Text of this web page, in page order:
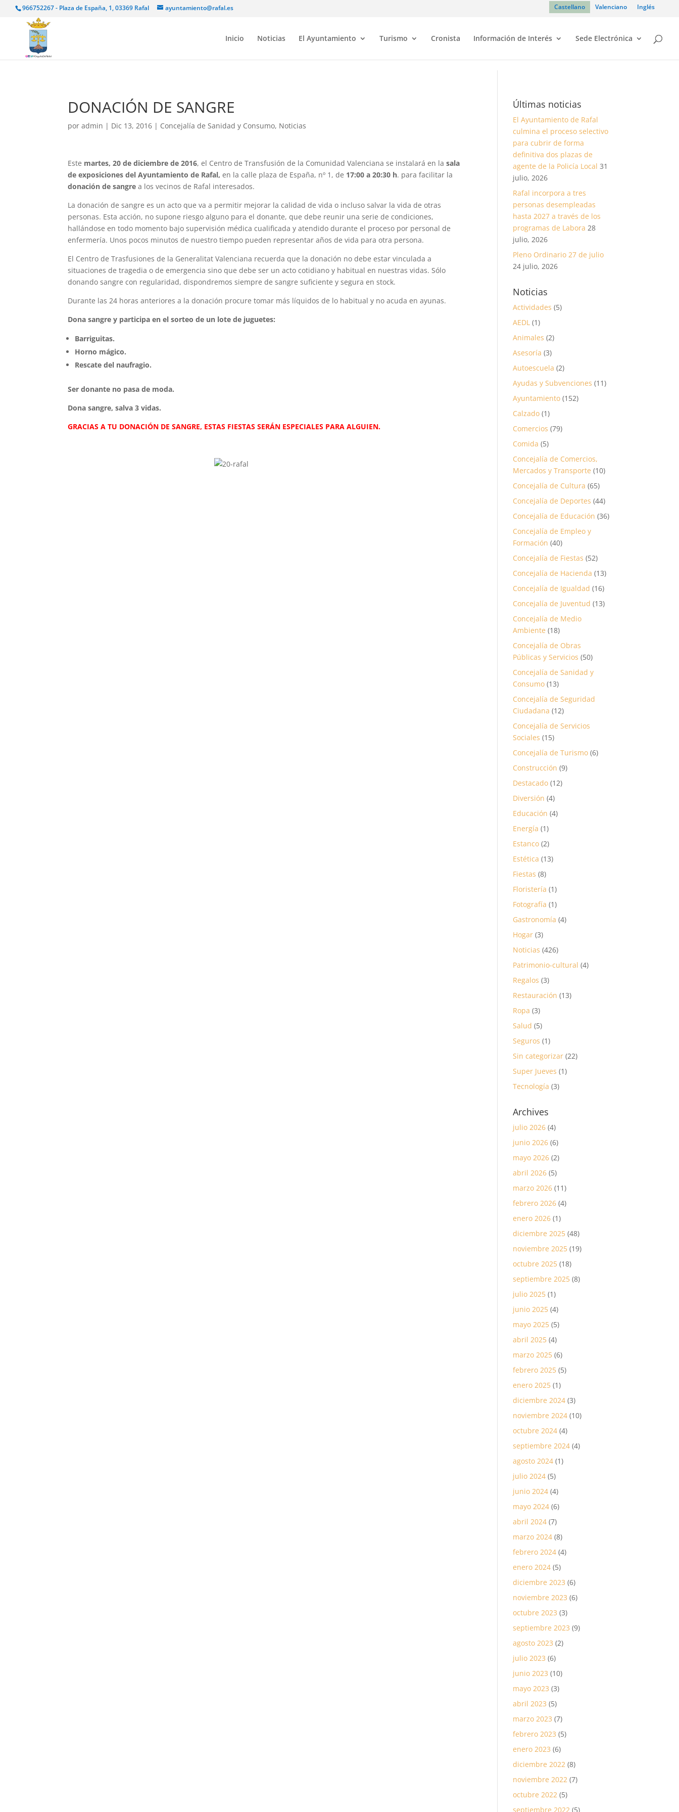
966752267 - Plaza de España, 1, 03369 Rafal ayuntamiento@rafal.es Castellano Valenciano Inglés
Inicio Noticias El Ayuntamiento Turismo Cronista Información de Interés Sede Electrónica
DONACIÓN DE SANGRE
poradmin | Dic 13, 2016 | Concejalía de Sanidad y Consumo, Noticias
Este martes, 20 de diciembre de 2016, el Centro de Transfusión de la Comunidad Valenciana se instalará en lasala
de exposiciones del Ayuntamiento de Rafal, en la calle plaza de España, nº 1, de 17:00 a 20:30 h. para facilitar la
donación de sangre a los vecinos de Rafal interesados.
La donación de sangre es un acto que va a permitir mejorar la calidad de vida o incluso salvar la vida de otras
personas. Esta acción, no supone riesgo alguno para el donante, que debe reunir una serie de condiciones,
hallándose en todo momento bajo supervisión médica cualificada y atendido durante el proceso por personal de
enfermería. Unos pocos minutos de nuestro tiempo pueden representar años de vida para otra persona.
El Centro de Trasfusiones de la Generalitat Valenciana recuerda que la donación no debe estar vinculada a
situaciones de tragedia o de emergencia sino que debe ser un acto cotidiano y habitual en nuestras vidas. Sólo
donando sangre con regularidad, dispondremos siempre de sangre suficiente y segura en stock.
Durante las 24 horas anteriores a la donación procure tomar más líquidos de lo habitual y no acuda en ayunas.
Dona sangre y participa en el sorteo de un lote de juguetes:
Barriguitas.
Horno mágico.
Rescate del naufragio.
Ser donante no pasa de moda.
Dona sangre, salva 3 vidas.
GRACIAS A TU DONACIÓN DE SANGRE, ESTAS FIESTAS SERÁN ESPECIALES PARA ALGUIEN.
Últimas noticias
El Ayuntamiento de Rafal
culmina el proceso selectivo
para cubrir de forma
definitiva dos plazas de
agente de la Policía Local 31
julio, 2026
Rafal incorpora a tres
personas desempleadas
hasta 2027 a través de los
programas de Labora 28
julio, 2026
Pleno Ordinario 27 de julio
24 julio, 2026
Noticias
Actividades (5)
AEDL (1)
Animales (2)
Asesoría (3)
Autoescuela (2)
Ayudas y Subvenciones (11)
Ayuntamiento (152)
Calzado (1)
Comercios (79)
Comida (5)
Concejalía de Comercios,
Mercados y Transporte (10)
Concejalía de Cultura (65)
Concejalía de Deportes (44)
Concejalía de Educación (36)
Concejalía de Empleo y
Formación (40)
Concejalía de Fiestas (52)
Concejalía de Hacienda (13)
Concejalía de Igualdad (16)
Concejalía de Juventud (13)
Concejalía de Medio
Ambiente (18)
Concejalía de Obras
Públicas y Servicios (50)
Concejalía de Sanidad y
Consumo (13)
Concejalía de Seguridad
Ciudadana (12)
Concejalía de Servicios
Sociales (15)
Concejalía de Turismo (6)
Construcción (9)
Destacado (12)
Diversión (4)
Educación (4)
Energía (1)
Estanco (2)
Estética (13)
Fiestas (8)
Floristería (1)
Fotografía (1)
Gastronomía (4)
Hogar (3)
Noticias (426)
Patrimonio-cultural (4)
Regalos (3)
Restauración (13)
Ropa (3)
Salud (5)
Seguros (1)
Sin categorizar (22)
Super Jueves (1)
Tecnología (3)
Archives
julio 2026 (4)
junio 2026 (6)
mayo 2026 (2)
abril 2026 (5)
marzo 2026 (11)
febrero 2026 (4)
enero 2026 (1)
diciembre 2025 (48)
noviembre 2025 (19)
octubre 2025 (18)
septiembre 2025 (8)
julio 2025 (1)
junio 2025 (4)
mayo 2025 (5)
abril 2025 (4)
marzo 2025 (6)
febrero 2025 (5)
enero 2025 (1)
diciembre 2024 (3)
noviembre 2024 (10)
octubre 2024 (4)
septiembre 2024 (4)
agosto 2024 (1)
julio 2024 (5)
junio 2024 (4)
mayo 2024 (6)
abril 2024 (7)
marzo 2024 (8)
febrero 2024 (4)
enero 2024 (5)
diciembre 2023 (6)
noviembre 2023 (6)
octubre 2023 (3)
septiembre 2023 (9)
agosto 2023 (2)
julio 2023 (6)
junio 2023 (10)
mayo 2023 (3)
abril 2023 (5)
marzo 2023 (7)
febrero 2023 (5)
enero 2023 (6)
diciembre 2022 (8)
noviembre 2022 (7)
octubre 2022 (5)
septiembre 2022 (5)